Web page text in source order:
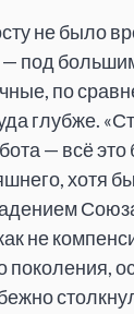
не было
под
по
глубже.
— всё это
хотя
не